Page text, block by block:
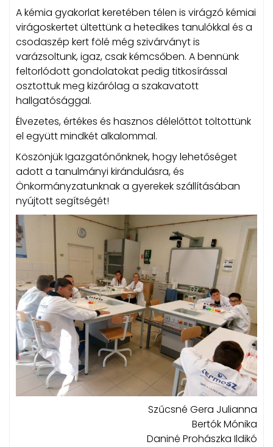
A kémia gyakorlat keretében télen is virágzó kémiai
virágoskertet ültettünk a hetedikes tanulókkal és a
csodaszép kert fölé még szivárványt is
varázsoltunk, igaz, csak kémcsőben. A bennünk
feltorlódott gondolatokat pedig titkosírással
osztottuk meg kizárólag a szakavatott
hallgatósággal.
Élvezetes, értékes és hasznos délelőttöt töltöttünk
el együtt mindkét alkalommal.
Köszönjük Igazgatónőnknek, hogy lehetőséget
adott a tanulmányi kirándulásra, és
Önkormányzatunknak a gyerekek szállításában
nyújtott segítségét!
Szűcsné Gera Julianna
Bertók Mónika
Daniné Prohászka Ildikó